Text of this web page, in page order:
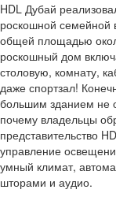
HDL Дубай
роскошной семейной
общей площадью
роскошный дом
столовую, комнату,
даже спортзал!
большим зданием не
почему владельцы
представительство
управление
умный климат,
шторами и аудио.